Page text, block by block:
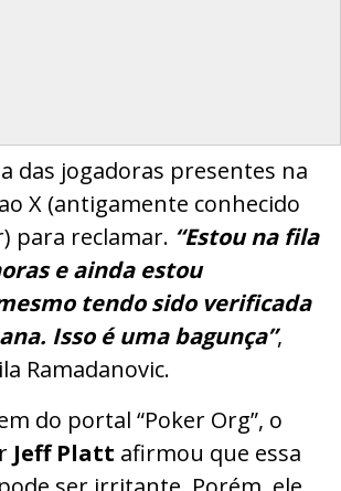
das jogadoras presentes na
X (antigamente conhecido
para reclamar. “Estou na fila
e ainda estou
tendo sido verificada
Isso é uma bagunça”,
Ramadanovic.
do portal “Poker Org”, o
Jeff Platt afirmou que essa